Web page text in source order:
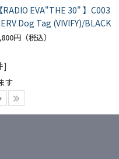
【RADIO EVA"THE 30" 】C003
Dog Tag (VIVIFY)/BLACK
円
]
す